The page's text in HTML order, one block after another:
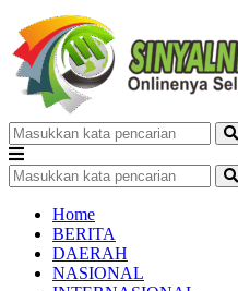
Home
BERITA
DAERAH
NASIONAL